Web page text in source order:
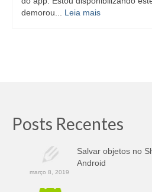
demorou... Leia mais
Posts Recentes
Salvar objetos no
Android
março 8, 2019